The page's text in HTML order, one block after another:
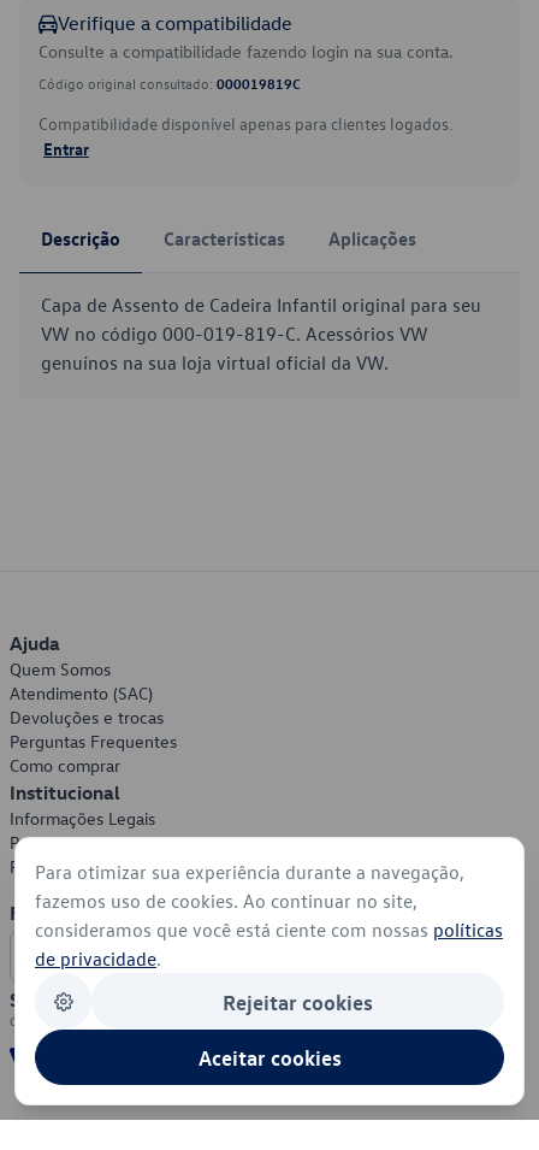
Verifique a compatibilidade
Consulte a compatibilidade fazendo login na sua conta.
Código original consultado: 000019819C
Compatibilidade disponível apenas para clientes logados.
Entrar
Descrição Características Aplicações
Capa de Assento de Cadeira Infantil original para seu
VW no código 000-019-819-C. Acessórios VW
genuínos na sua loja virtual oficial da VW.
Ajuda
Quem Somos
Atendimento (SAC)
Devoluções e trocas
Perguntas Frequentes
Como comprar
Institucional
Informações Legais
Política de Privacidade
Política de Cookies
Formas de Pagamento
Segurança
Para otimizar sua experiência durante a navegação,
fazemos uso de cookies. Ao continuar no site,
consideramos que você está ciente com nossas políticas
de privacidade.
Rejeitar cookies
Aceitar cookies